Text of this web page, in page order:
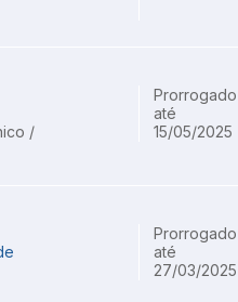
/
Prorrogado
até
15/05/2025
Prorrogado
até
27/03/2025